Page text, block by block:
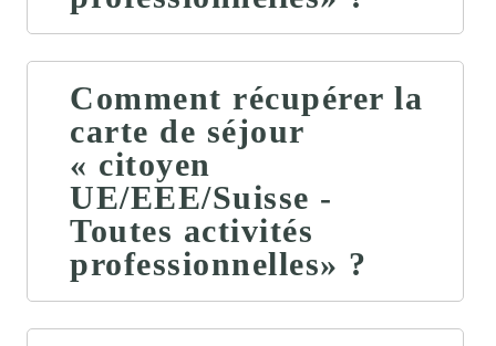
Comment récupérer la
carte de séjour
« citoyen
UE/EEE/Suisse -
Toutes activités
professionnelles» ?